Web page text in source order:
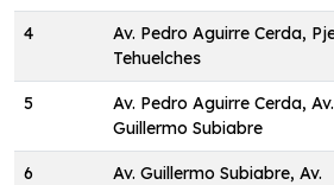
4
Av. Pedro Aguirre Cerda,
Tehuelches
5
Av. Pedro Aguirre Cerda, Av.
Guillermo Subiabre
6
Av. Guillermo Subiabre, Av.